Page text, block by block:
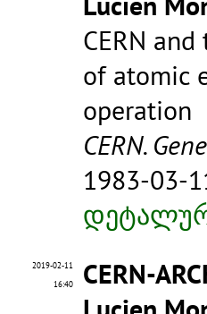
CERN
of atomic
operation
CERN.
1983-03-
2019-02-11
16:40
CERN-